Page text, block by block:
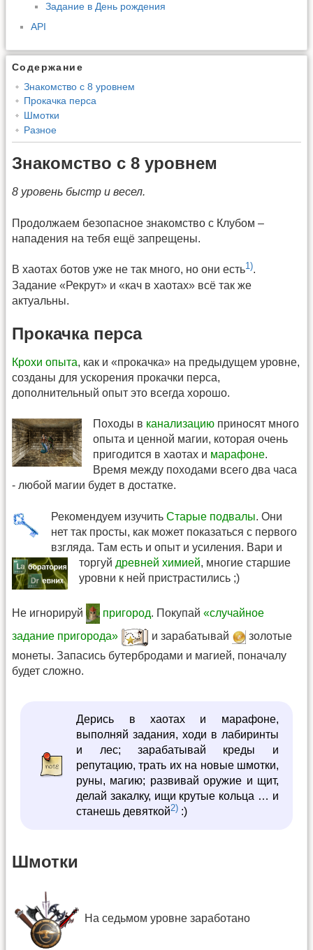
Задание в День рождения
API
Содержание
Знакомство с 8 уровнем
Прокачка перса
Шмотки
Разное
Знакомство с 8 уровнем
8 уровень быстр и весел.
Продолжаем безопасное знакомство с Клубом –
нападения на тебя ещё запрещены.
В хаотах ботов уже не так много, но они есть1).
Задание «Рекрут» и «кач в хаотах» всё так же
актуальны.
Прокачка перса
Крохи опыта, как и «прокачка» на предыдущем уровне,
созданы для ускорения прокачки перса,
дополнительный опыт это всегда хорошо.
Походы в канализацию приносят много
опыта и ценной магии, которая очень
пригодится в хаотах и марафоне.
Время между походами всего два часа
- любой магии будет в достатке.
Рекомендуем изучить Старые подвалы. Они
нет так просты, как может показаться с первого
взгляда. Там есть и опыт и усиления. Вари и
торгуй древней химией, многие старшие
уровни к ней пристрастились ;)
Не игнорируй пригород. Покупай «случайное
задание пригорода»
и зарабатывай
золотые
монеты. Запасись бутербродами и магией, поначалу
будет сложно.
Дерись в хаотах и марафоне,
выполняй задания, ходи в лабиринты
и лес; зарабатывай креды и
репутацию, трать их на новые шмотки,
руны, магию; развивай оружие и щит,
делай закалку, ищи крутые кольца … и
станешь девяткой2) :)
Шмотки
На седьмом уровне заработано